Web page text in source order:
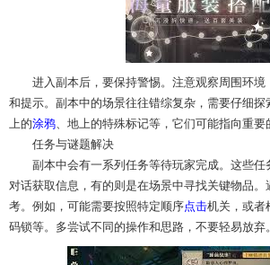
进入副本后，要保持警惕。注意观察周围环
和提示。副本中的场景往往错综复杂，需要仔细
上的涂鸦、地上的特殊标记等，它们可能指向重要
任务与谜题解决
副本中会有一系列任务等待玩家完成。这些任
对话获取信息，有的则是在场景中寻找关键物品。
考。例如，可能需要按照特定顺序点击机关，或者
码锁等。多尝试不同的操作和思路，不要轻易放弃。